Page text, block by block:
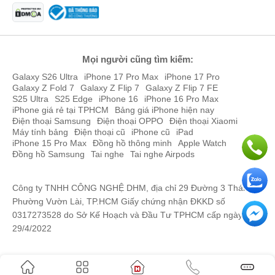
Camera iPad Gen 7 ổn
iPad Gen 7 được trang bị hệ thống camera hiện đại với camera có
độ phân giải 8 MP và không hỗ trợ đèn flash LED. Camera selfie có
độ phân giải 1.2 MP. Với bộ đôi camera này vẫn đáp ứng đủ như
Mọi người cũng tìm kiếm:
Galaxy S26 Ultra iPhone 17 Pro Max
iPhone 17 Pro
Galaxy Z Fold 7
Galaxy Z Flip 7
Galaxy Z Flip 7 FE
S25 Ultra
S25 Edge iPhone 16
iPhone 16 Pro Max
iPhone giá rẻ tại TPHCM
Bảng giá iPhone hiện nay
Điện thoại Samsung
Điện thoại OPPO
Điện thoại Xiaomi
Máy tính bảng
Điện thoại cũ iPhone cũ
iPad
iPhone 15 Pro Max
Đồng hồ thông minh
Apple Watch
Đồng hồ Samsung
Tai nghe Tai nghe Airpods
Công ty TNHH CÔNG NGHỆ DHM, địa chỉ 29 Đường 3 Tháng 2,
Phường Vườn Lài, TP.HCM Giấy chứng nhận ĐKKD số
0317273528 do Sở Kế Hoạch và Đầu Tư TPHCM cấp ngày
29/4/2022